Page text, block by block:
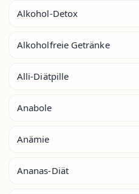
Alkohol-Detox
Alkoholfreie Getränke
Alli-Diätpille
Anabole
Anämie
Ananas-Diät